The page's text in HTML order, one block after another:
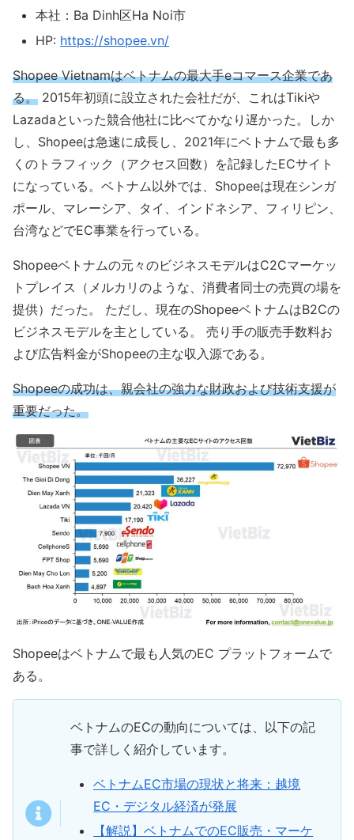
本社：Ba Dinh区Ha Noi市
HP: https://shopee.vn/
Shopee Vietnamはベトナムの最大手eコマース企業であ
る。 2015年初頭に設立された会社だが、これはTikiや
Lazadaといった競合他社に比べてかなり遅かった。しか
し、Shopeeは急速に成長し、2021年にベトナムで最も多
くのトラフィック（アクセス回数）を記録したECサイト
になっている。ベトナム以外では、Shopeeは現在シンガ
ポール、マレーシア、タイ、インドネシア、フィリピン、
台湾などでEC事業を行っている。
Shopeeベトナムの元々のビジネスモデルはC2Cマーケッ
トプレイス（メルカリのような、消費者同士の売買の場を
提供）だった。 ただし、現在のShopeeベトナムはB2Cの
ビジネスモデルを主としている。 売り手の販売手数料お
よび広告料金がShopeeの主な収入源である。
Shopeeの成功は、親会社の強力な財政および技術支援が
重要だった。
Shopeeはベトナムで最も人気のEC プラットフォームで
ある。
ベトナムのECの動向については、以下の記
事で詳しく紹介しています。
ベトナムEC市場の現状と将来：越境
EC・デジタル経済が発展
【解説】ベトナムでのEC販売・マーケ